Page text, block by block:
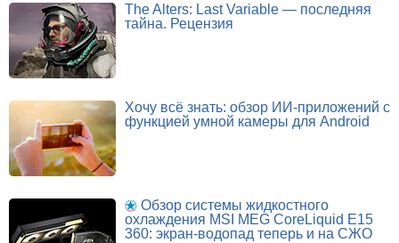
The Alters: Last Variable — последняя
тайна. Рецензия
Хочу всё знать: обзор ИИ-приложений с
функцией умной камеры для Android
Обзор системы жидкостного
охлаждения MSI MEG CoreLiquid E15
360: экран-водопад теперь и на СЖО